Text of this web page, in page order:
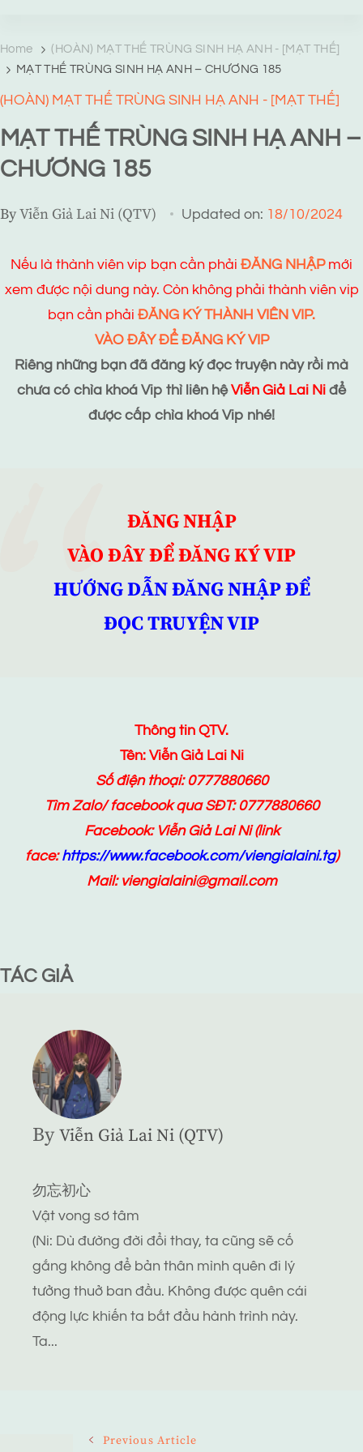
Home
(HOÀN) MẠT THẾ TRÙNG SINH HẠ ANH - [MẠT THẾ]
MẠT THẾ TRÙNG SINH HẠ ANH – CHƯƠNG 185
(HOÀN) MẠT THẾ TRÙNG SINH HẠ ANH - [MẠT THẾ]
MẠT THẾ TRÙNG SINH HẠ ANH –
CHƯƠNG 185
ByViễn Giả Lai Ni (QTV) Updated on: 18/10/2024
Nếu là thành viên vip bạn cần phải ĐĂNG NHẬPmới
xem được nội dung này. Còn không phải thành viên vip
bạn cần phải ĐĂNG KÝ THÀNH VIÊN VIP.
VÀO ĐÂY ĐỂ ĐĂNG KÝ VIP
Riêng những bạn đã đăng ký đọc truyện này rồi mà
chưa có chìa khoá Vip thì liên hệViễn Giả Lai Ni để
được cấp chìa khoá Vip nhé!
ĐĂNG NHẬP
VÀO ĐÂY ĐỂ ĐĂNG KÝ VIP
HƯỚNG DẪN ĐĂNG NHẬP ĐỂ
ĐỌC TRUYỆN VIP
Thông tin QTV.
Tên: Viễn Giả Lai Ni
Số điện thoại: 0777880660
Tìm Zalo/ facebook qua SĐT: 0777880660
Facebook: Viễn Giả Lai Ni(link
face:https://www.facebook.com/viengialaini.tg)
Mail: viengialaini@gmail.com
TÁC GIẢ
By Viễn Giả Lai Ni (QTV)
勿忘初心
Vật vong sơ tâm
(Ni: Dù đường đời đổi thay, ta cũng sẽ cố
gắng không để bản thân mình quên đi lý
tưởng thuở ban đầu. Không được quên cái
động lực khiến ta bắt đầu hành trình này.
Ta...
Previous Article